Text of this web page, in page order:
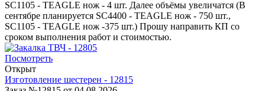
SC1105 - TEAGLE нож - 4 шт. Далее объёмы увеличатся (В
сентябре планируется SC4400 - TEAGLE нож - 750 шт.,
SC1105 - TEAGLE нож -375 шт.) Прошу направить КП со
сроком выполнения работ и стоимостью.
Посмотреть
Открыт
Изготовление шестерен - 12815